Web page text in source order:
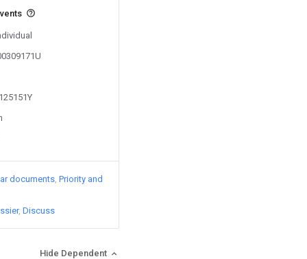
documents Priority and
Discuss
Hide Dependent